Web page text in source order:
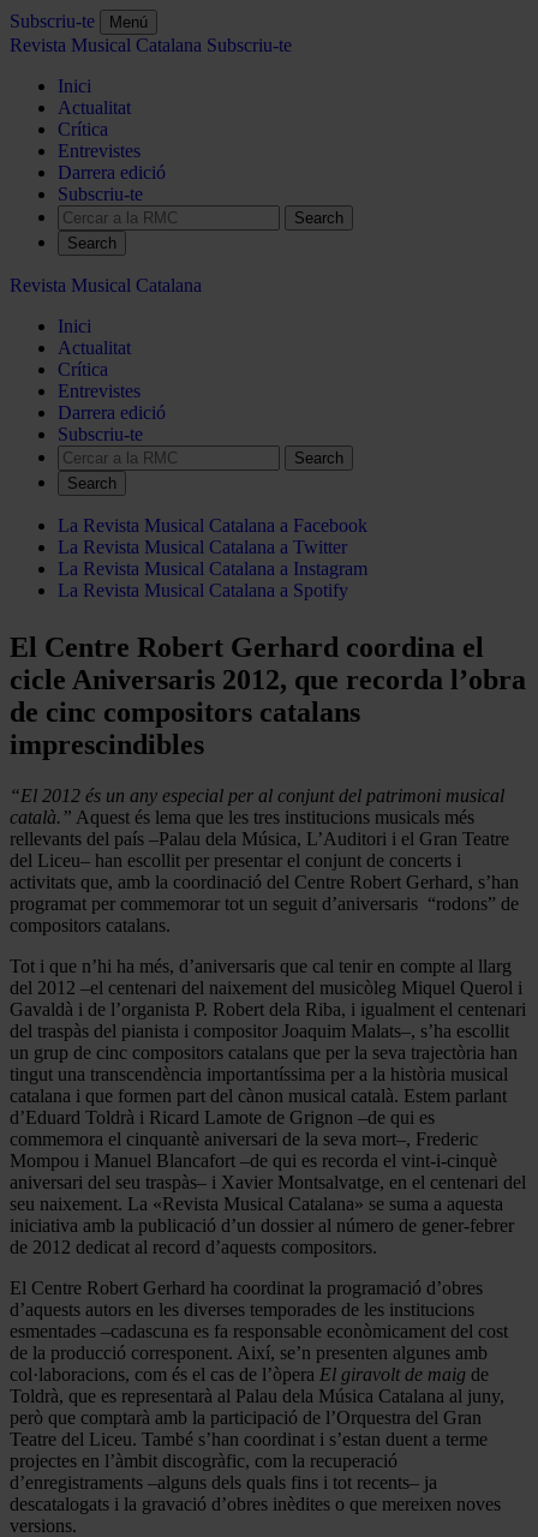
Subscriu-te Menú
Revista Musical Catalana Subscriu-te
Inici
Actualitat
Crítica
Entrevistes
Darrera edició
Subscriu-te
Search
Revista Musical Catalana
Inici
Actualitat
Crítica
Entrevistes
Darrera edició
Subscriu-te
Search
La Revista Musical Catalana a Facebook
La Revista Musical Catalana a Twitter
La Revista Musical Catalana a Instagram
La Revista Musical Catalana a Spotify
El Centre Robert Gerhard coordina el
cicle Aniversaris 2012, que recorda l’obra
de cinc compositors catalans
imprescindibles
“El 2012 és un any especial per al conjunt del patrimoni musical
català.” Aquest és lema que les tres institucions musicals més
rellevants del país –Palau dela Música, L’Auditori i el Gran Teatre
del Liceu– han escollit per presentar el conjunt de concerts i
activitats que, amb la coordinació del Centre Robert Gerhard, s’han
programat per commemorar tot un seguit d’aniversaris “rodons” de
compositors catalans.
Tot i que n’hi ha més, d’aniversaris que cal tenir en compte al llarg
del 2012 –el centenari del naixement del musicòleg Miquel Querol i
Gavaldà i de l’organista P. Robert dela Riba, i igualment el centenari
del traspàs del pianista i compositor Joaquim Malats–, s’ha escollit
un grup de cinc compositors catalans que per la seva trajectòria han
tingut una transcendència importantíssima per a la història musical
catalana i que formen part del cànon musical català. Estem parlant
d’Eduard Toldrà i Ricard Lamote de Grignon –de qui es
commemora el cinquantè aniversari de la seva mort–, Frederic
Mompou i Manuel Blancafort –de qui es recorda el vint-i-cinquè
aniversari del seu traspàs– i Xavier Montsalvatge, en el centenari del
seu naixement. La «Revista Musical Catalana» se suma a aquesta
iniciativa amb la publicació d’un dossier al número de gener-febrer
de 2012 dedicat al record d’aquests compositors.
El Centre Robert Gerhard ha coordinat la programació d’obres
d’aquests autors en les diverses temporades de les institucions
esmentades –cadascuna es fa responsable econòmicament del cost
de la producció corresponent. Així, se’n presenten algunes amb
col·laboracions, com és el cas de l’òpera El giravolt de maig de
Toldrà, que es representarà al Palau dela Música Catalana al juny,
però que comptarà amb la participació de l’Orquestra del Gran
Teatre del Liceu. També s’han coordinat i s’estan duent a terme
projectes en l’àmbit discogràfic, com la recuperació
d’enregistraments –alguns dels quals fins i tot recents– ja
descatalogats i la gravació d’obres inèdites o que mereixen noves
versions.